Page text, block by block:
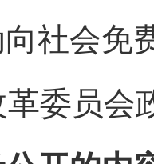
社会免
委员会